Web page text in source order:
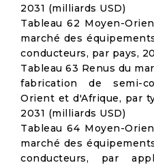
2031 (milliards USD)
Tableau 62 Moyen-
marché des
conducteurs, par pays,
Tableau 63 Renus du
fabrication de semi-
Orient et d'Afrique, par
2031 (milliards USD)
Tableau 64 Moyen-
marché des
conducteurs, par